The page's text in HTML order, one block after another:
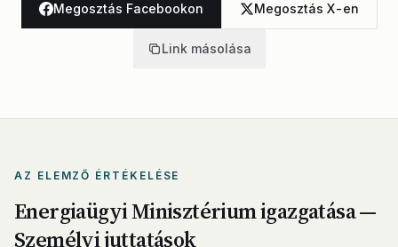
Megosztás Facebookon Megosztás X-en
Link másolása
AZ ELEMZŐ ÉRTÉKELÉSE
Energiaügyi Minisztérium igazgatása —
Személyi juttatások